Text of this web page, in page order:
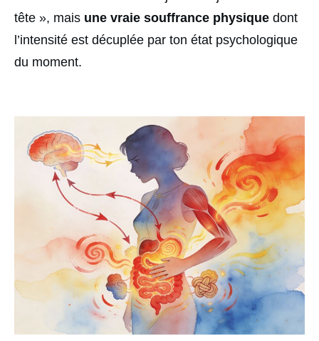
tête », mais une vraie souffrance physique dont
l’intensité est décuplée par ton état psychologique
du moment.